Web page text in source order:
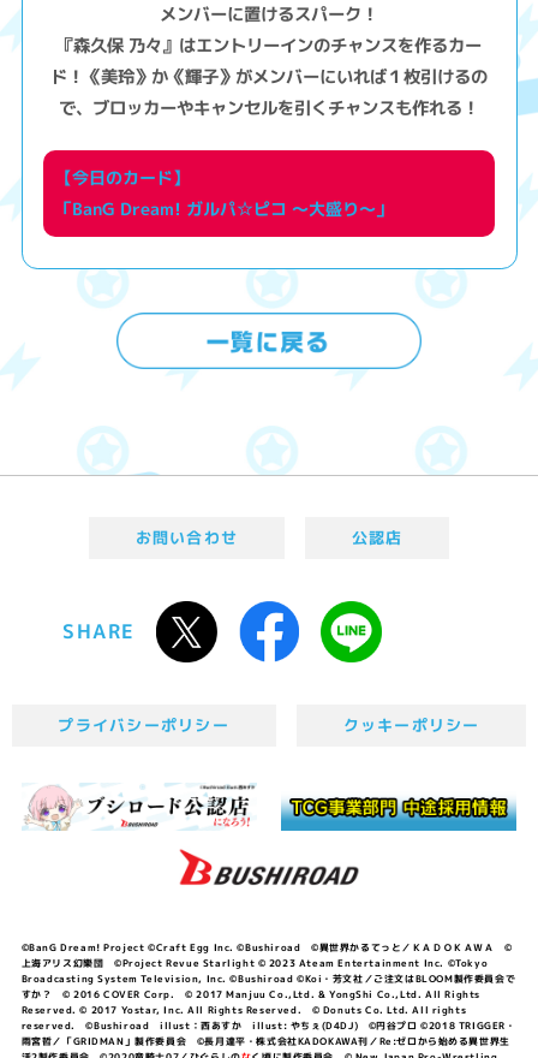
メンバーに置けるスパーク！
『森久保 乃々』はエントリーインのチャンスを作るカー
ド！《美玲》か《輝子》がメンバーにいれば１枚引けるの
で、ブロッカーやキャンセルを引くチャンスも作れる！
【今日のカード】
「BanG Dream! ガルパ☆ピコ ～大盛り～」
お問い合わせ 公認店
SHARE
プライバシーポリシー クッキーポリシー
©BanG Dream! Project ©Craft Egg Inc. ©Bushiroad ©異世界かるてっと／ＫＡＤＯＫＡＷＡ ©
上海アリス幻樂団 ©Project Revue Starlight © 2023 Ateam Entertainment Inc. ©Tokyo
Broadcasting System Television, Inc. ©Bushiroad ©Koi・芳文社／ご注文はBLOOM製作委員会で
すか？ © 2016 COVER Corp. © 2017 Manjuu Co.,Ltd. & YongShi Co.,Ltd. All Rights
Reserved. © 2017 Yostar, Inc. All Rights Reserved. © Donuts Co. Ltd. All rights
reserved. ©Bushiroad illust：西あすか illust: やちぇ(D4DJ) ©円谷プロ ©2018 TRIGGER・
雨宮哲／「GRIDMAN」製作委員会 ©長月達平・株式会社KADOKAWA刊／Re:ゼロから始める異世界生